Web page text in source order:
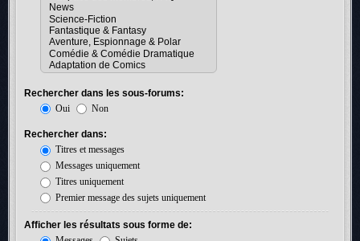
Rechercher dans les sous-forums:
Oui
Non
Rechercher dans:
Titres et messages
Messages uniquement
Titres uniquement
Premier message des sujets uniquement
Afficher les résultats sous forme de: